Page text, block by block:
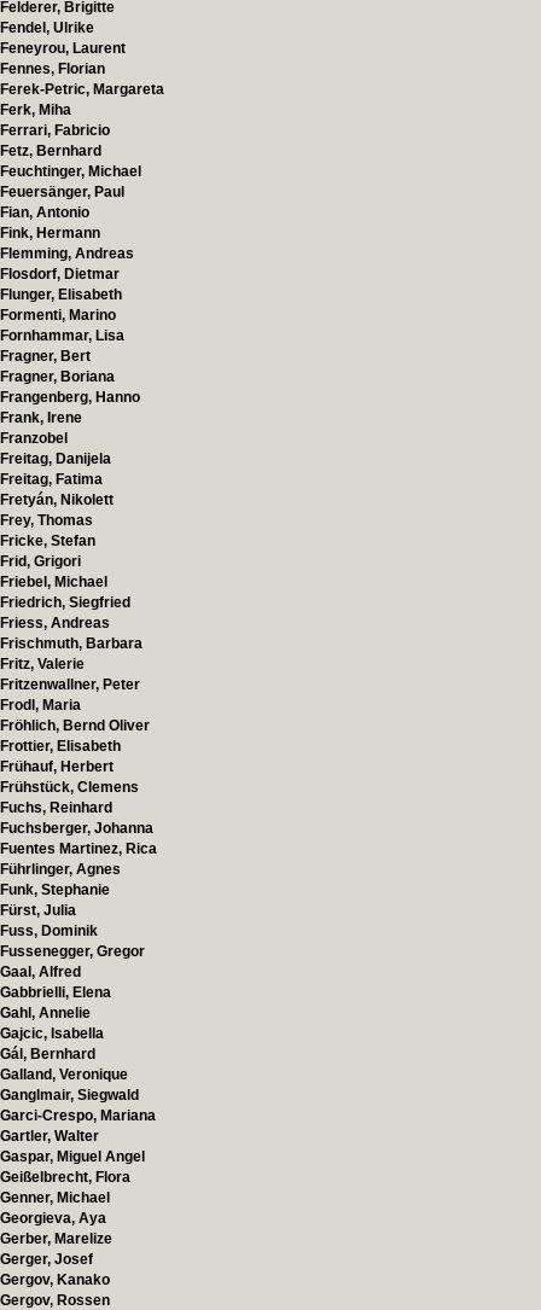
Felderer, Brigitte
Fendel, Ulrike
Feneyrou, Laurent
Fennes, Florian
Ferek-Petric, Margareta
Ferk, Miha
Ferrari, Fabricio
Fetz, Bernhard
Feuchtinger, Michael
Feuersänger, Paul
Fian, Antonio
Fink, Hermann
Flemming, Andreas
Flosdorf, Dietmar
Flunger, Elisabeth
Formenti, Marino
Fornhammar, Lisa
Fragner, Bert
Fragner, Boriana
Frangenberg, Hanno
Frank, Irene
Franzobel
Freitag, Danijela
Freitag, Fatima
Fretyán, Nikolett
Frey, Thomas
Fricke, Stefan
Frid, Grigori
Friebel, Michael
Friedrich, Siegfried
Friess, Andreas
Frischmuth, Barbara
Fritz, Valerie
Fritzenwallner, Peter
Frodl, Maria
Fröhlich, Bernd Oliver
Frottier, Elisabeth
Frühauf, Herbert
Frühstück, Clemens
Fuchs, Reinhard
Fuchsberger, Johanna
Fuentes Martinez, Rica
Führlinger, Agnes
Funk, Stephanie
Fürst, Julia
Fuss, Dominik
Fussenegger, Gregor
Gaal, Alfred
Gabbrielli, Elena
Gahl, Annelie
Gajcic, Isabella
Gál, Bernhard
Galland, Veronique
Ganglmair, Siegwald
Garci-Crespo, Mariana
Gartler, Walter
Gaspar, Miguel Angel
Geißelbrecht, Flora
Genner, Michael
Georgieva, Aya
Gerber, Marelize
Gerger, Josef
Gergov, Kanako
Gergov, Rossen